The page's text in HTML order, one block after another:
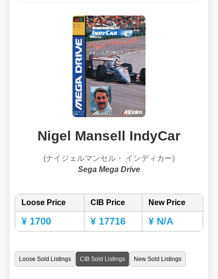
Nigel Mansell IndyCar
(ナイジェルマンセル・ インディカー)
Sega Mega Drive
Loose Price CIB Price New Price
¥ 1700 ¥ 17716 ¥ N/A
Loose Sold Listings CIB Sold Listings New Sold Listings